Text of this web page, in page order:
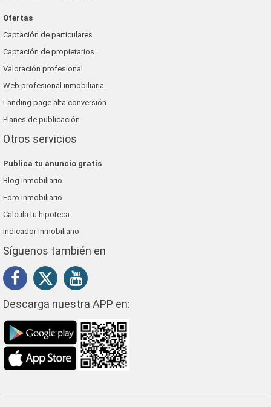
Ofertas
Captación de particulares
Captación de propietarios
Valoración profesional
Web profesional inmobiliaria
Landing page alta conversión
Planes de publicación
Otros servicios
Publica tu anuncio gratis
Blog inmobiliario
Foro inmobiliario
Calcula tu hipoteca
Indicador Inmobiliario
Síguenos también en
Descarga nuestra APP en: